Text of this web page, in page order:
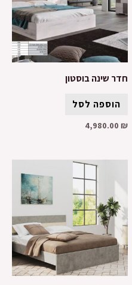
חדר שינה בוסטון
הוספה לסל
4,980.00 ₪